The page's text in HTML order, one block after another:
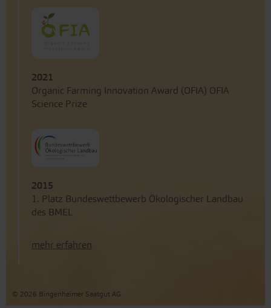
2021
Organic Farming Innovation Award (OFIA) OFIA
Science Prize
2015
1. Platz Bundeswettbewerb Ökologischer Landbau
des BMEL
mehr erfahren
© 2026 Bingenheimer Saatgut AG